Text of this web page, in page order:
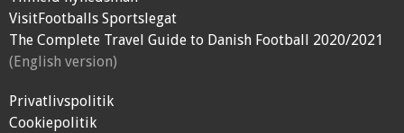
VisitFootballs Sportslegat
The Complete Travel Guide to Danish Football 2020/2021
(English version)
Privatlivspolitik
Cookiepolitik